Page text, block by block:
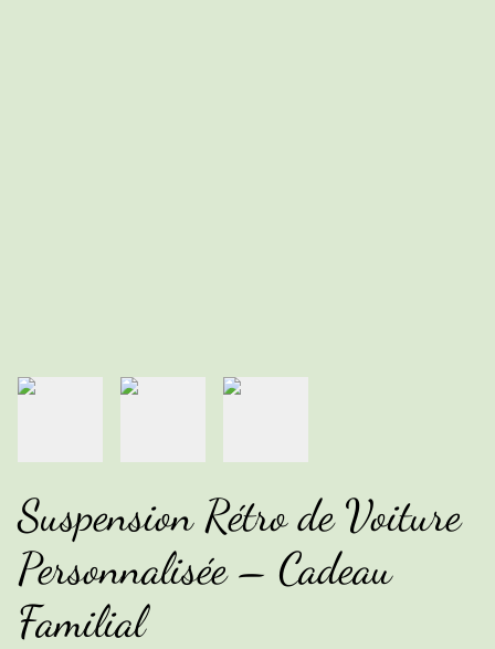
Suspension Rétro de Voiture
Personnalisée – Cadeau
Familial